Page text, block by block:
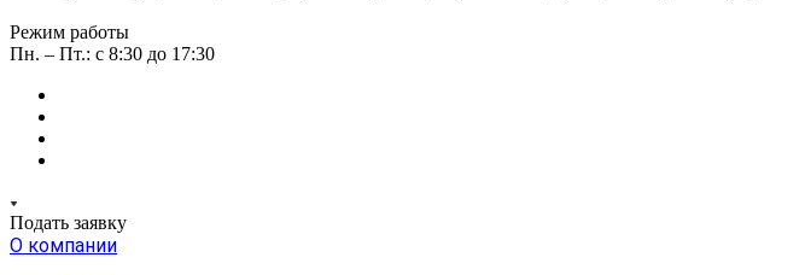
Режим работы
Пн. – Пт.: c 8:30 до 17:30
Подать заявку
О компании